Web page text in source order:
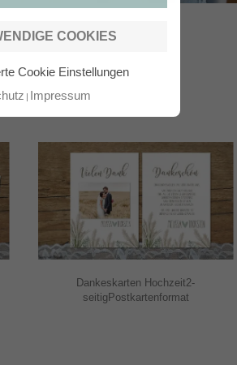
COOKIES
Cookie Einstellungen
Impressum
Dankeskarten Hochzeit2-
seitigPostkartenformat